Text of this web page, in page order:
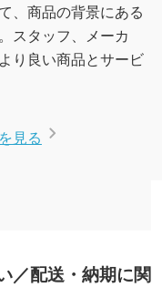
、商品の背景にある
スタッフ、メーカ
り良い商品とサービ
見る
／配送・納期に関